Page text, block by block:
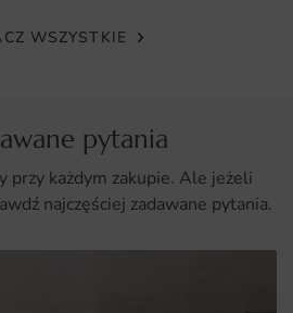
żywe kolory.
WSZYSTKIE
pytania
przy każdym zakupie. Ale jeżeli
najczęściej zadawane pytania.